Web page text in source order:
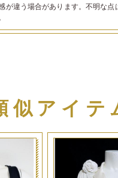
が違う場合があります。不明な点
似アイテ